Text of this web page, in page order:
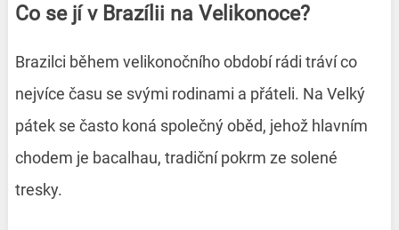
Co se jí v Brazílii na Velikonoce?
Brazilci během velikonočního období rádi tráví co
nejvíce času se svými rodinami a přáteli. Na Velký
pátek se často koná společný oběd, jehož hlavním
chodem je bacalhau, tradiční pokrm ze solené
tresky.